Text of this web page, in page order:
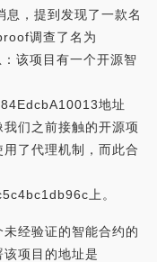
，提到发现了一款名
调查了名为
该项目有一个开源智
地址
我们之前接触的开源项
了代理机制，而此合
上。
经验证的智能合约的
项目的地址是